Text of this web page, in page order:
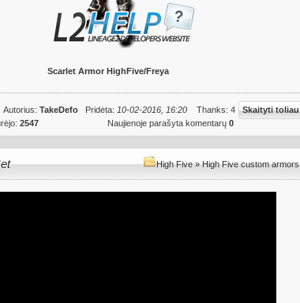
Scarlet Armor HighFive/Freya
Autorius: TakeDefo Pridėta: 10-02-2016, 16:20 Thanks: 4
Skaityti toliau
2547 Naujienoje parašyta komentarų 0
High Five»High Five custom armors